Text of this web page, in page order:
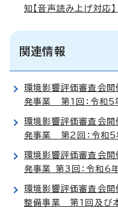
知【音声読み上げ対応
関連情報
環境影響評価審査会開
発事業 第1回：令和5
環境影響評価審査会開
発事業 第2回：令和5
環境影響評価審査会開
発事業 第3回：令和6
環境影響評価審査会開
整備事業 第1回及び